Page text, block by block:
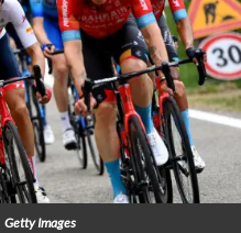
Getty Images